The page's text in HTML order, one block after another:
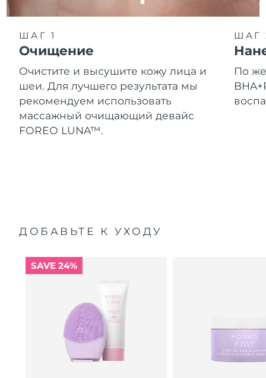
ШАГ 1
Очищение
Очистите и высушите кожу лица и
шеи. Для лучшего результата мы
рекомендуем использовать
массажный очищающий девайс
FOREO LUNA™.
ШАГ
По
ДОБАВЬТЕ К УХОДУ
SAVE 24%